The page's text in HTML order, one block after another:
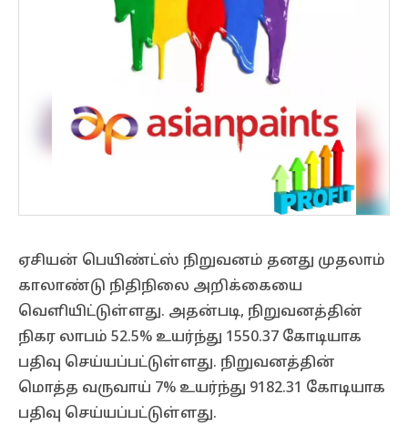
ஏசியன் பெயிண்ட்ஸ் நிறுவனம் தனது முதலாம்
காலாண்டு நிதிநிலை அறிக்கையை
வெளியிட்டுள்ளது. அதன்படி, நிறுவனத்தின்
நிகர லாபம் 52.5% உயர்ந்து 1550.37 கோடியாக
பதிவு செய்யப்பட்டுள்ளது. நிறுவனத்தின்
மொத்த வருவாய் 7% உயர்ந்து 9182.31 கோடியாக
பதிவு செய்யப்பட்டுள்ளது.